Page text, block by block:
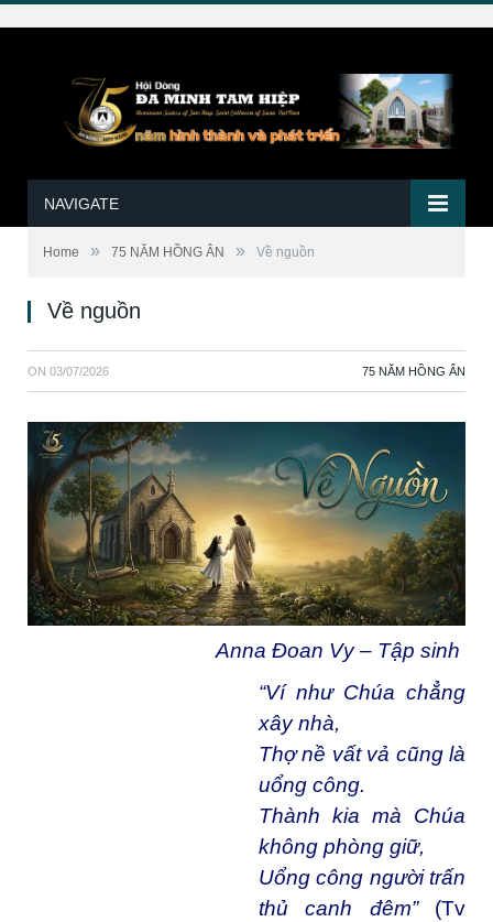
NAVIGATE
Home » 75 NĂM HỒNG ÂN » Về nguồn
Về nguồn
ON 03/07/2026 75 NĂM HỒNG ÂN
Anna Đoan Vy– Tập sinh
“Ví như Chúa chẳng
xây nhà,
Thợ nề vất vả cũng là
uổng công.
Thành kia mà Chúa
không phòng giữ,
Uổng công người trấn
thủ canh đêm”(Tv